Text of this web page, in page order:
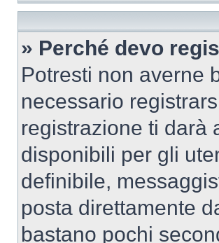
» Perché devo
Potresti non averne
necessario
registrazione ti darà
disponibili per gli
definibile,
posta direttamente
bastano pochi